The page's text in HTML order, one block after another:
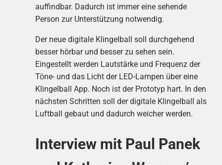
auffindbar. Dadurch ist immer eine sehende
Person zur Unterstützung notwendig.
Der neue digitale Klingelball soll durchgehend
besser hörbar und besser zu sehen sein.
Eingestellt werden Lautstärke und Frequenz der
Töne- und das Licht der LED-Lampen über eine
Klingelball App. Noch ist der Prototyp hart. In den
nächsten Schritten soll der digitale Klingelball als
Luftball gebaut und dadurch weicher werden.
Interview mit Paul Panek